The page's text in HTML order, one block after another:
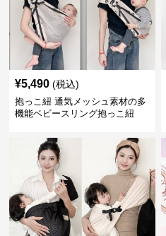
¥5,490 (税込)
抱っこ紐 通気メッシュ素材の多
機能ベビースリング抱っこ紐